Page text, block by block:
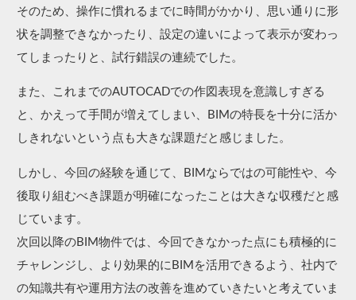
そのため、操作に慣れるまでに時間がかかり、思い通りに形
状を調整できなかったり、設定の違いによって表示が変わっ
てしまったりと、試行錯誤の連続でした。
また、これまでのAUTOCADでの作図表現を意識しすぎる
と、かえって手間が増えてしまい、BIMの特長を十分に活か
しきれないという点も大きな課題だと感じました。
しかし、今回の経験を通じて、BIMならではの可能性や、今
後取り組むべき課題が明確になったことは大きな収穫だと感
じています。
次回以降のBIM物件では、今回できなかった点にも積極的に
チャレンジし、より効果的にBIMを活用できるよう、社内で
の知識共有や運用方法の改善を進めていきたいと考えていま